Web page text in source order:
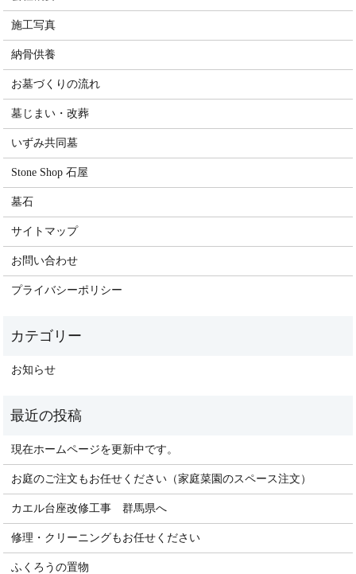
施工写真
納骨供養
お墓づくりの流れ
墓じまい・改葬
いずみ共同墓
Stone Shop 石屋
墓石
サイトマップ
お問い合わせ
プライバシーポリシー
お知らせ
現在ホームページを更新中です。
お庭のご注文もお任せください（家庭菜園のスペース注文）
カエル台座改修工事 群馬県へ
修理・クリーニングもお任せください
ふくろうの置物